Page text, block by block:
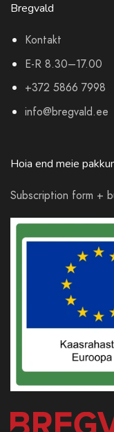
Bregvald
Kontakt
E-R 8.30–17.00
+372 5866 7998
info@bregvald.ee
Hoia end meie
Subscription form +